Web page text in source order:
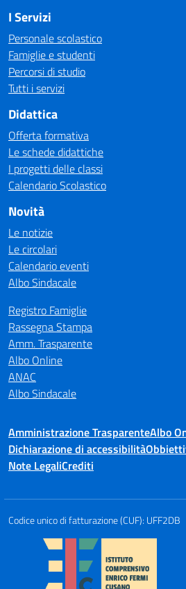
I Servizi
Personale scolastico
Famiglie e studenti
Percorsi di studio
Tutti i servizi
Didattica
Offerta formativa
Le schede didattiche
I progetti delle classi
Calendario Scolastico
Novità
Le notizie
Le circolari
Calendario eventi
Albo Sindacale
Registro Famiglie
Rassegna Stampa
Amm. Trasparente
Albo Online
ANAC
Albo Sindacale
Amministrazione TrasparenteAlbo
Dichiarazione di accessibilità
Note LegaliCrediti
Codice unico di fatturazione (CUF): UFF2DB